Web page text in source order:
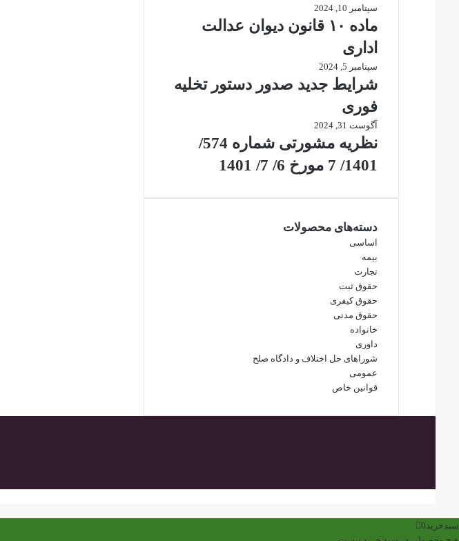
سپتامبر 10, 2024
ماده ۱۰ قانون دیوان عدالت
اداری
سپتامبر 5, 2024
شرایط جدید صدور دستور تخلیه
فوری
آگوست 31, 2024
نظریه مشورتی شماره 574/
1401/ 7 مورخ 6/ 7/ 1401
دسته‌های محصولات
اساسی
بیمه
تجارت
حقوق ثبت
حقوق کیفری
حقوق مدنی
خانواده
داوری
شوراهای حل اختلاف و دادگاه صلح
عمومی
قوانین خاص
به
سبدخرید0